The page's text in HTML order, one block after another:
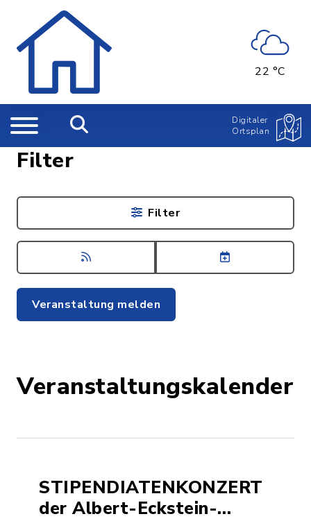
22 °C
Digitaler
Ortsplan
Veranstaltungskalender
STIPENDIATENKONZERT
der Albert-Eckstein-
Filter
Filter
Veranstaltung melden